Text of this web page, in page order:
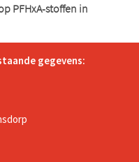
PFHxA-stoffen in
gegevens: